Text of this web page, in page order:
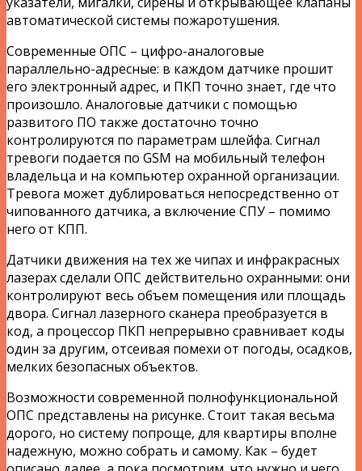
автоматической системы пожаротушения.
Современные ОПС – цифро-аналоговые
параллельно-адресные: в каждом датчике прошит
его электронный адрес, и ПКП точно знает, где что
произошло. Аналоговые датчики с помощью
развитого ПО также достаточно точно
контролируются по параметрам шлейфа. Сигнал
тревоги подается по GSM на мобильный телефон
владельца и на компьютер охранной организации.
Тревога может дублироваться непосредственно от
чипованного датчика, а включение СПУ – помимо
него от КПП.
Датчики движения на тех же чипах и инфракрасных
лазерах сделали ОПС действительно охранными: они
контролируют весь объем помещения или площадь
двора. Сигнал лазерного сканера преобразуется в
код, а процессор ПКП непрерывно сравнивает коды
один за другим, отсеивая помехи от погоды, осадков,
мелких безопасных объектов.
Возможности современной полнофункциональной
ОПС представлены на рисунке. Стоит такая весьма
дорого, но систему попроще, для квартиры вполне
надежную, можно собрать и самому. Как – будет